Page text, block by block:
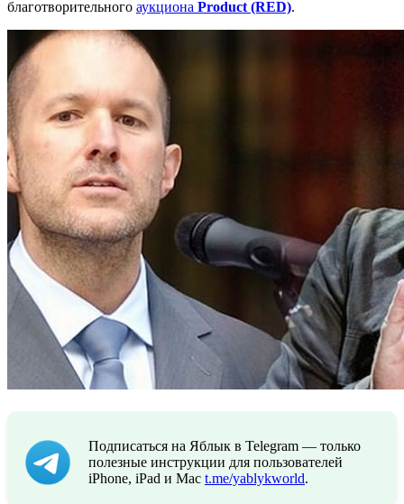
благотворительного аукциона Product (RED).
Подписаться на Яблык в Telegram — только
полезные инструкции для пользователей
iPhone, iPad и Mac t.me/yablykworld.